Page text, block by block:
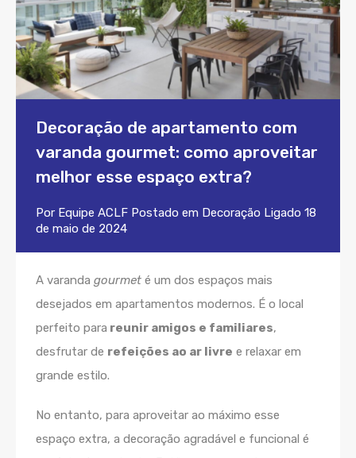
Decoração de apartamento com
varanda gourmet: como aproveitar
melhor esse espaço extra?
Por Equipe ACLF Postado em Decoração Ligado 18
de maio de 2024
A varanda gourmet é um dos espaços mais
desejados em apartamentos modernos. É o local
perfeito para reunir amigos e familiares,
desfrutar de refeições ao ar livre e relaxar em
grande estilo.
No entanto, para aproveitar ao máximo esse
espaço extra, a decoração agradável e funcional é